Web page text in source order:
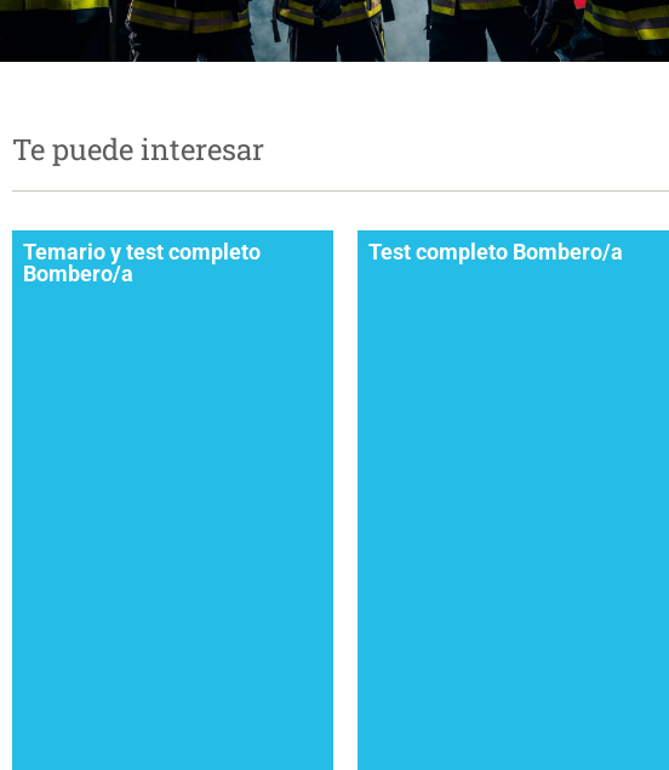
Te puede interesar
Temario y test completo
Bombero/a
Test completo Bombero/a